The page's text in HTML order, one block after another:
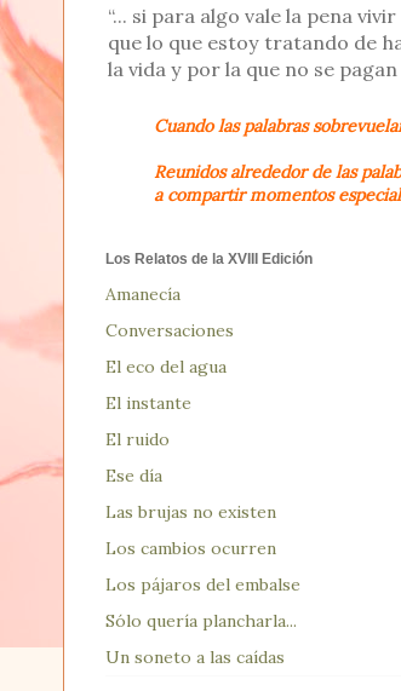
“... si para algo vale la pena
que lo que estoy tratando de
la vida y por la que no se
Cuando las palabras
Reunidos alrededor de las
a compartir momentos
Los Relatos de la XVIII Edición
Amanecía
Conversaciones
El eco del agua
El instante
El ruido
Ese día
Las brujas no existen
Los cambios ocurren
Los pájaros del embalse
Sólo quería plancharla...
Un soneto a las caídas